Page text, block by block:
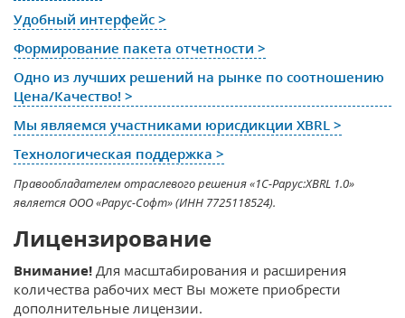
Удобный интерфейс >
Формирование пакета отчетности >
Одно из лучших решений на рынке по соотношению
Цена/Качество! >
Мы являемся участниками юрисдикции XBRL >
Технологическая поддержка >
Правообладателем отраслевого решения «1С-Рарус:XBRL 1.0»
является ООО «Рарус-Софт» (ИНН 7725118524).
Лицензирование
Внимание! Для масштабирования и расширения
количества рабочих мест Вы можете приобрести
дополнительные лицензии.